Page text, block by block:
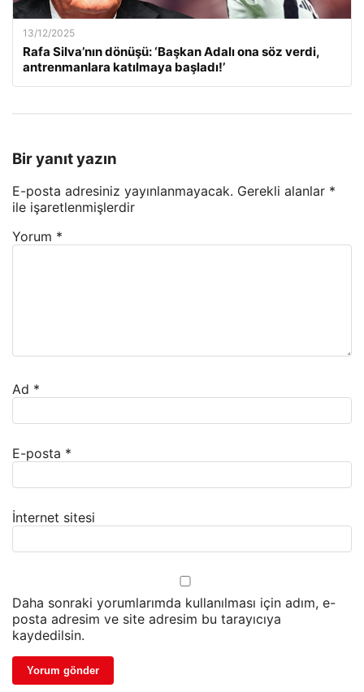
13/12/2025
Rafa Silva’nın dönüşü: ‘Başkan Adalı ona söz verdi,
antrenmanlara katılmaya başladı!’
Bir yanıt yazın
E-posta adresiniz yayınlanmayacak. Gerekli alanlar *
ile işaretlenmişlerdir
Yorum *
Ad *
E-posta *
İnternet sitesi
Daha sonraki yorumlarımda kullanılması için adım, e-
posta adresim ve site adresim bu tarayıcıya
kaydedilsin.